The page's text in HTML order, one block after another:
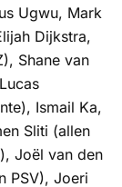
Ugwu, Mark
Dijkstra,
Shane van
Ismail Ka,
Sliti (allen
Joël van den
PSV), Joeri